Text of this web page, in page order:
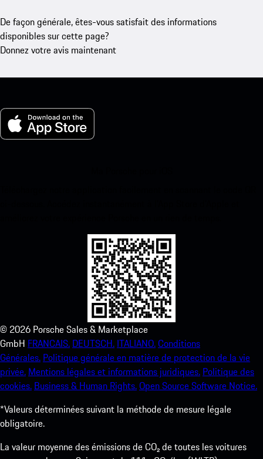
De façon générale, êtes-vous satisfait des informations
disponibles sur cette page?
Donnez votre avis maintenant
© 2026 Porsche Sales & Marketplace
GmbH FRANCAIS. DEUTSCH. ITALIANO.Conditions
Générales. Politique générale en matière de protection de la vie
privée. Mentions légales et informations juridiques. Politique des
cookies. Business & Human Rights.Open Source Software Notice.
*Valeurs déterminées suivant la méthode de mesure légale
obligatoire.
La valeur moyenne des émissions de CO₂ de toutes les voitures